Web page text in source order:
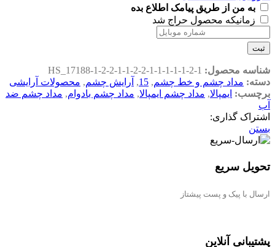
به من از طریق پیامک اطلاع بده
زمانیکه محصول حراج شد
ثبت
شناسه محصول: HS_17188-1-2-2-1-1-2-2-1-1-1-1-1-2-1
دسته: مداد چشم و خط چشم,
15
, آرایش چشم, محصولات آرایشی
برچسب: ایمپالا, مداد چشم ایمپالا, مداد چشم بادوام, مداد چشم ضد
آب
اشتراک گذاری:
بستن
تحویل سریع
ارسال با پیک و پست پیشتاز
پشتیبانی آنلاین